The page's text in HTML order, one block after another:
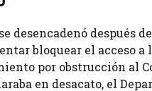
desencadenó después
bloquear el acceso a
por obstrucción al
en desacato, el